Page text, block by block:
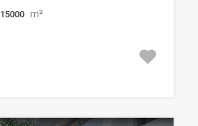
15000 m²